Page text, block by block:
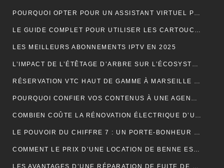
POURQUOI OPTER POUR UN ASSISTANT VIRTUEL POUR SA PME ET TPE : LA CLÉ D’UNE EFFICACITÉ DÉCUPLÉE
LE GUIDE COMPLET POUR UTILISER LES CARTOUCHES DE CRÈME AU PROTOXYDE D’AZOTE DE MANIÈRE SÛRE ET CRÉATIVE DANS LA CUISINE
LES MEILLEURS ABONNEMENTS IPTV EN 2025
L’IMPACT DE L’ÉTÊTAGE D’ARBRE SUR L’ÉCOSYSTÈME
RÉSERVATION VTC HAUT DE GAMME À MARSEILLE : LUXE ET CONFORT
POURQUOI CONFIER VOS CONTENUS À UNE AGENCE DE RÉDACTION ? LA CLÉ DU SUCCÈS EN LIGNE
COMBIEN COÛTE LA RÉNOVATION ÉLECTRIQUE D’UNE MAISON OU D’UN APPARTEMENT ?
LE POUVOIR DU CHIFFRE 7 : UN PORTE-BONHEUR MYSTIQUE
COMMENT LE PRIX D’UNE LOCATION DE BENNE EST-IL CALCULÉ ?
LES AVANTAGES D’UNE RÉPARATION DE FUITE DE TOITURE EN URGENCE